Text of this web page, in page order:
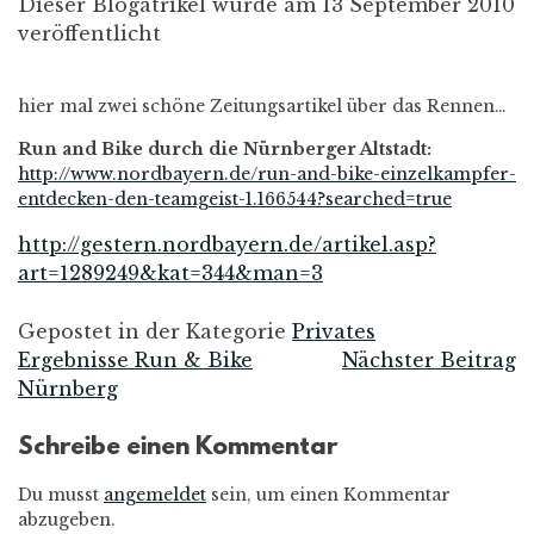
Dieser Blogatrikel wurde am 13 September 2010
veröffentlicht
hier mal zwei schöne Zeitungsartikel über das Rennen…
Run and Bike durch die Nürnberger Altstadt:
http://www.nordbayern.de/run-and-bike-einzelkampfer-
entdecken-den-teamgeist-1.166544?searched=true
http://gestern.nordbayern.de/artikel.asp?
art=1289249&kat=344&man=3
Gepostet in der Kategorie Privates
Beitrags-
Navigation
Ergebnisse Run & Bike
Nürnberg
Nächster Beitrag
Schreibe einen Kommentar
Du musst angemeldet sein, um einen Kommentar
abzugeben.